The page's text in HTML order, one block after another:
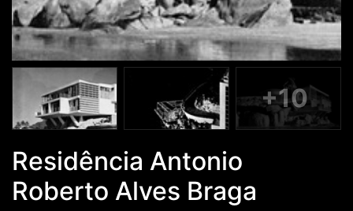
+10
Residência Antonio
Roberto Alves Braga